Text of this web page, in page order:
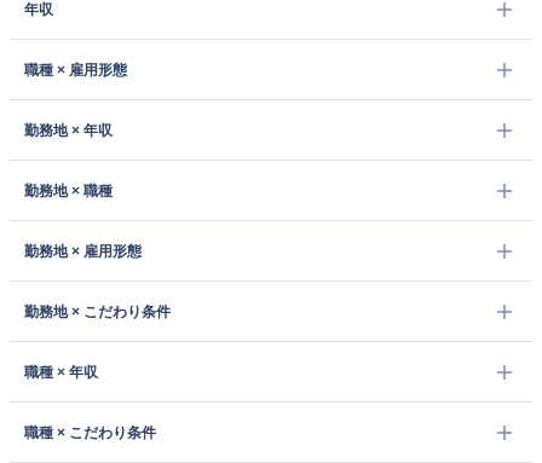
年収
職種 × 雇用形態
勤務地 × 年収
勤務地 × 職種
勤務地 × 雇用形態
勤務地 × こだわり条件
職種 × 年収
職種 × こだわり条件